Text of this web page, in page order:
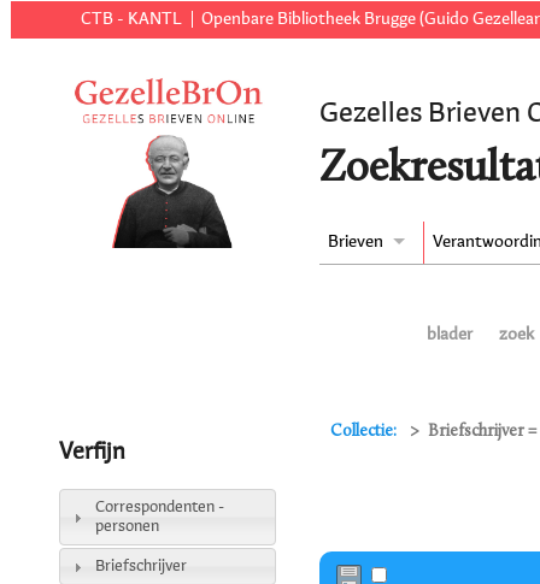
CTB - KANTL Openbare Bibliotheek Brugge (Guido
Gezelles Brieven
Brieven
blader zoek
Collectie: Briefschrijver
Verfijn
Correspondenten -
personen
Briefschrijver